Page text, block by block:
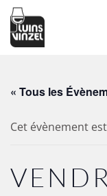
Passer au
« Tous les
Cet évènement